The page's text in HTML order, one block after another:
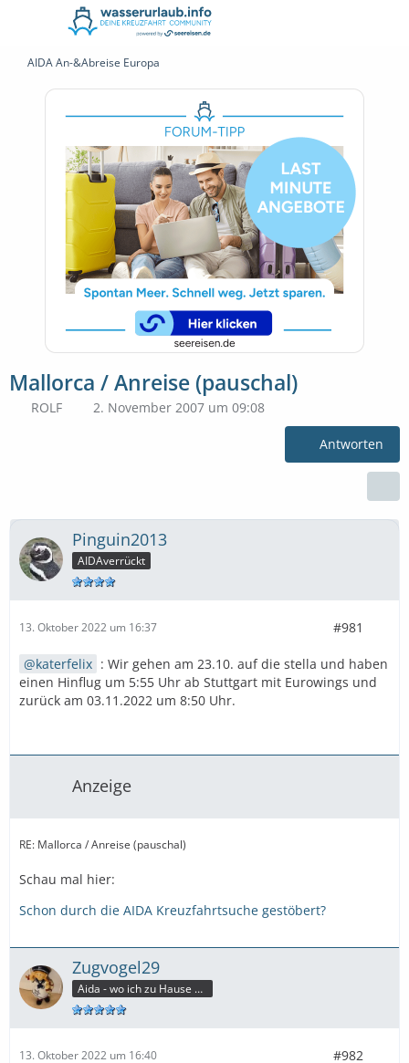
AIDA An-&Abreise Europa
Mallorca / Anreise (pauschal)
ROLF 2. November 2007 um 09:08
Antworten
Pinguin2013
AIDAverrückt
13. Oktober 2022 um 16:37 #981
katerfelix : Wir gehen am 23.10. auf die stella und haben
einen Hinflug um 5:55 Uhr ab Stuttgart mit Eurowings und
zurück am 03.11.2022 um 8:50 Uhr.
Anzeige
RE: Mallorca / Anreise (pauschal)
Schau mal hier:
Schon durch die AIDA Kreuzfahrtsuche gestöbert?
Zugvogel29
Aida - wo ich zu Hause bin
13. Oktober 2022 um 16:40 #982